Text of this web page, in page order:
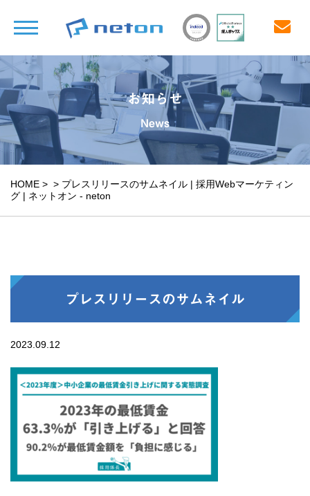
お知らせ
News
HOME > > プレスリリースのサムネイル | 採用Webマーケティン
グ | ネットオン - neton
プレスリリースのサムネイル
2023.09.12